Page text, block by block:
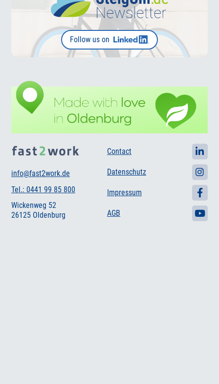
Follow us on
info@fast2work.de
Tel.: 0441 99 85 800
Wickenweg 52
26125 Oldenburg
Contact
Datenschutz
Impressum
AGB